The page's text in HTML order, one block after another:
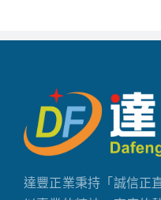
達豐正業秉持「誠信正